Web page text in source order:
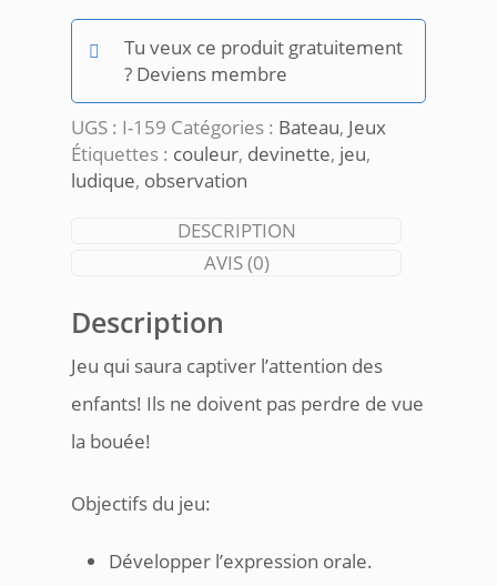
dans
quel
est
la
bouée
Tu veux ce produit gratuitement
? Deviens membre
UGS : I-159 Catégories : Bateau, Jeux
Étiquettes : couleur, devinette, jeu,
ludique, observation
DESCRIPTION
AVIS (0)
Description
Jeu qui saura captiver l’attention des
enfants! Ils ne doivent pas perdre de vue
la bouée!
Objectifs du jeu:
Développer l’expression orale.